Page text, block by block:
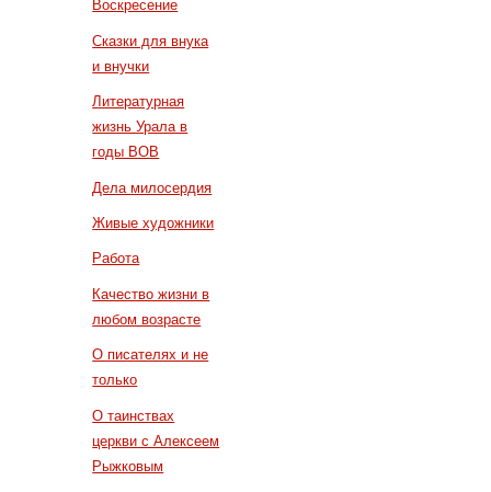
Воскресение
Сказки для внука
и внучки
Литературная
жизнь Урала в
годы ВОВ
Дела милосердия
Живые художники
Работа
Качество жизни в
любом возрасте
О писателях и не
только
О таинствах
церкви с Алексеем
Рыжковым